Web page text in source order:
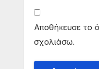
Αποθήκευσε το
σχολιάσω.